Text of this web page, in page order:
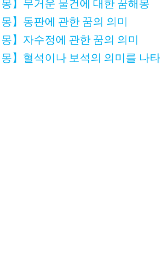
몽】무거운 물건에 대한 꿈해몽
몽】동판에 관한 꿈의 의미
몽】자수정에 관한 꿈의 의미
몽】혈석이나 보석의 의미를 나